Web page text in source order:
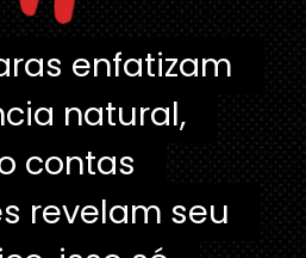
enfatizam
natural,
contas
revelam seu
enfatizam
natural,
contas
revelam seu